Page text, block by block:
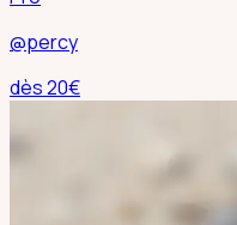
@percy
dès20€